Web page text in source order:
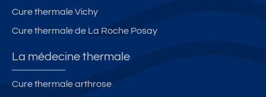
Cure thermale Vichy
Cure thermale de La Roche Posay
La médecine thermale
Cure thermale arthrose